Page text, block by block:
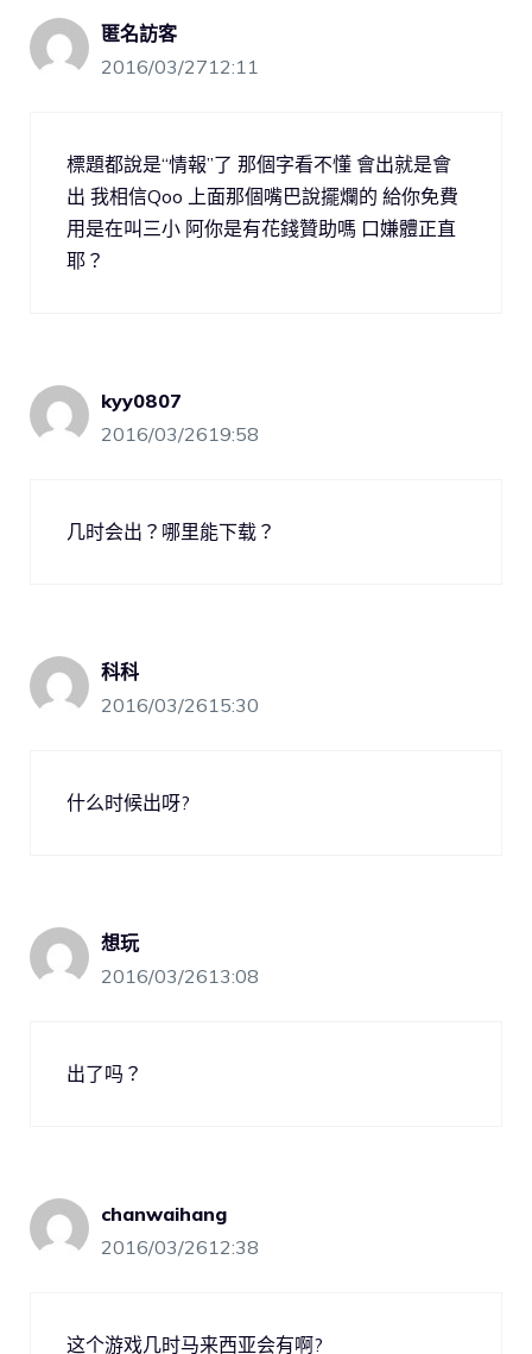
匿名訪客
2016/03/2712:11
標題都說是“情報”了 那個字看不懂 會出就是會
出 我相信Qoo 上面那個嘴巴說擺爛的 給你免費
用是在叫三小 阿你是有花錢贊助嗎 口嫌體正直
耶？
kyy0807
2016/03/2619:58
几时会出？哪里能下载？
科科
2016/03/2615:30
什么时候出呀?
想玩
2016/03/2613:08
出了吗？
chanwaihang
2016/03/2612:38
这个游戏几时马来西亚会有啊?